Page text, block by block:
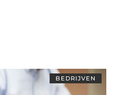
BEDRIJVEN